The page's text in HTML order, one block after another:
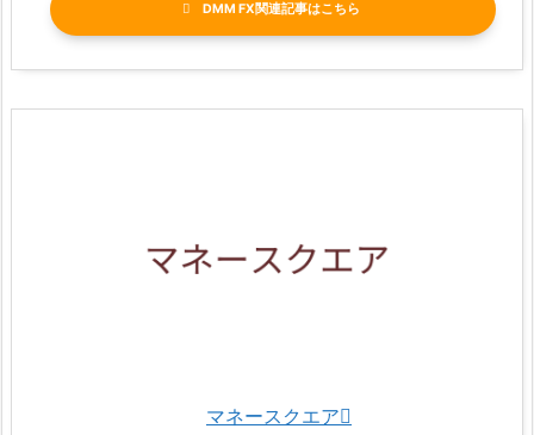
DMM FX関連記事
マネースクエア